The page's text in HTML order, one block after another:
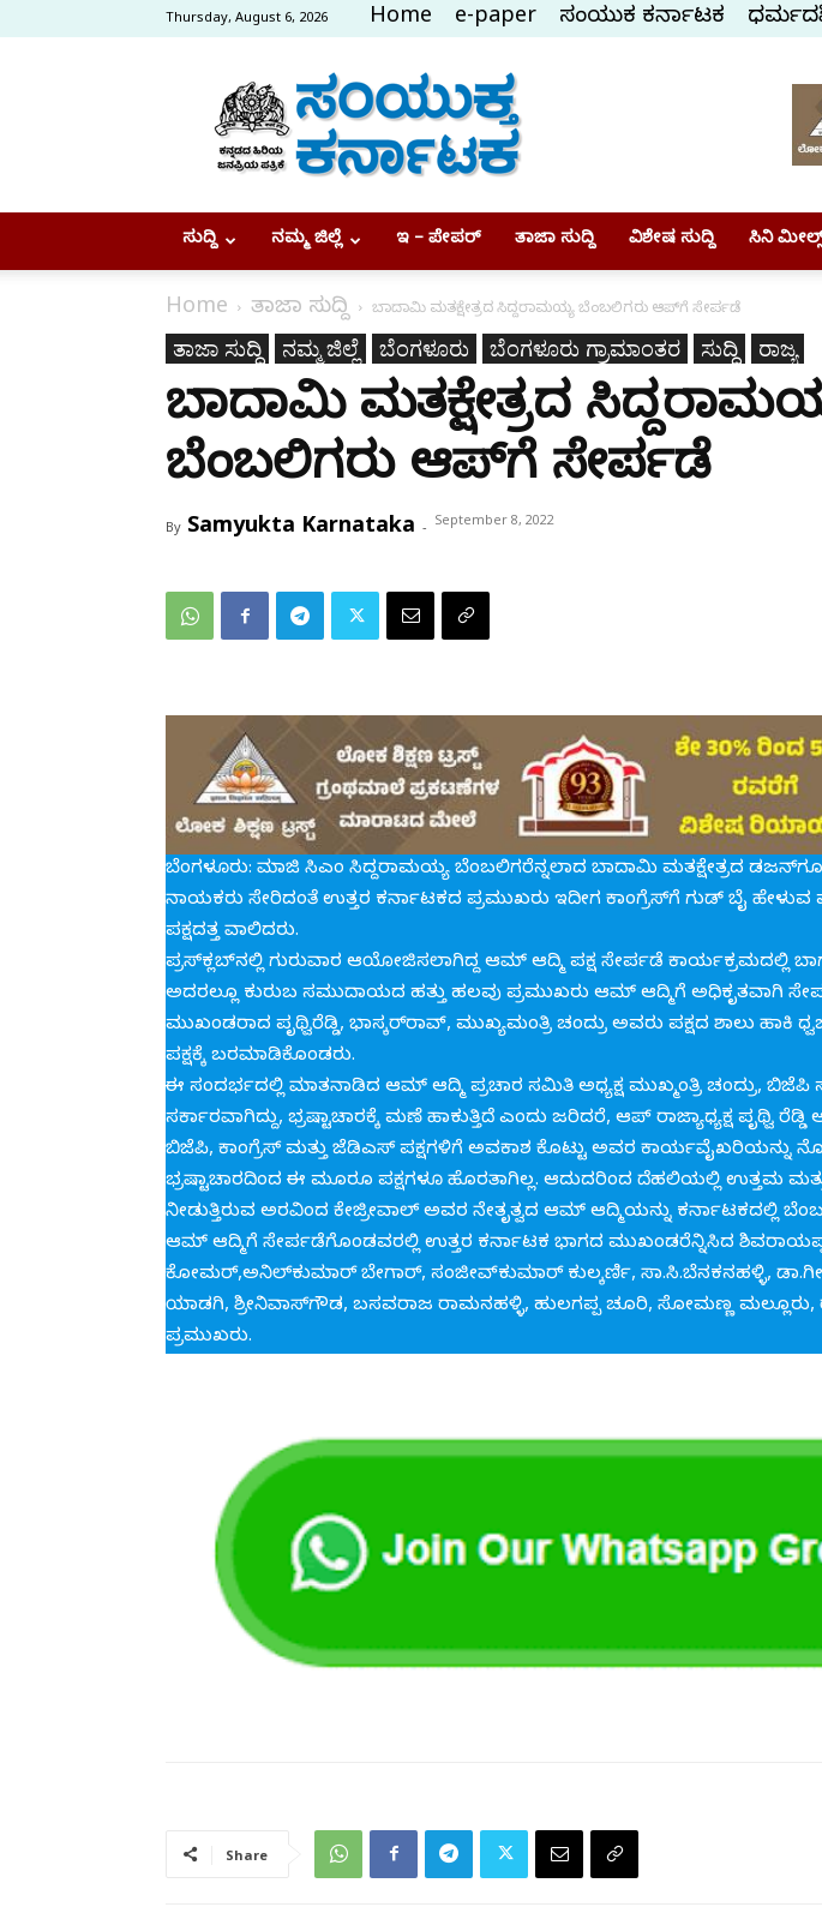
Thursday, August 6, 2026 Home e-paper ಸಂಯುಕ್ತ ಕರ್ನಾಟಕ
Samyukta
Karnataka
ಸುದ್ದಿ ನಮ್ಮ ಜಿಲ್ಲೆ ಇ – ಪೇಪರ್ ತಾಜಾ ಸುದ್ದಿ ವಿಶೇಷ ಸುದ್ದಿ ಸಿನಿ
Home ತಾಜಾ ಸುದ್ದಿ ಬಾದಾಮಿ ಮತಕ್ಷೇತ್ರದ ಸಿದ್ದರಾಮಯ್ಯ ಬೆಂಬಲಿಗರು ಆಪ್‌ಗೆ ಸೇರ್ಪಡೆ
ತಾಜಾ ಸುದ್ದಿ ನಮ್ಮ ಜಿಲ್ಲೆ ಬೆಂಗಳೂರು ಬೆಂಗಳೂರು ಗ್ರಾಮಾಂತರ ಸುದ್ದಿ ರಾಜ್ಯ
ಬಾದಾಮಿ ಮತಕ್ಷೇತ್ರದ
ಬೆಂಬಲಿಗರು ಆಪ್‌ಗೆ ಸೇರ್ಪಡೆ
By Samyukta Karnataka - September 8, 2022
ಬೆಂಗಳೂರು: ಮಾಜಿ ಸಿಎಂ ಸಿದ್ದರಾಮಯ್ಯ ಬೆಂಬಲಿಗರೆನ್ನಲಾದ ಬಾದಾಮಿ ಮತಕ್ಷೇತ್ರದ
ನಾಯಕರು ಸೇರಿದಂತೆ ಉತ್ತರ ಕರ್ನಾಟಕದ ಪ್ರಮುಖರು ಇದೀಗ ಕಾಂಗ್ರೆಸ್‌ಗೆ ಗುಡ್ ಬೈ
ಪಕ್ಷದತ್ತ ವಾಲಿದರು.
ಪ್ರಸ್‌ಕ್ಲಬ್‌ನಲ್ಲಿ ಗುರುವಾರ ಆಯೋಜಿಸಲಾಗಿದ್ದ ಆಮ್ ಆದ್ಮಿ ಪಕ್ಷ ಸೇರ್ಪಡೆ ಕಾರ್ಯಕ್ರಮದಲ್ಲಿ
ಅದರಲ್ಲೂ ಕುರುಬ ಸಮುದಾಯದ ಹತ್ತು ಹಲವು ಪ್ರಮುಖರು ಆಮ್ ಆದ್ಮಿಗೆ ಅಧಿಕೃತವಾಗಿ
ಮುಖಂಡರಾದ ಪೃಥ್ವಿರೆಡ್ಡಿ, ಭಾಸ್ಕರ್‌ರಾವ್, ಮುಖ್ಯಮಂತ್ರಿ ಚಂದ್ರು ಅವರು ಪಕ್ಷದ ಶಾಲು ಹಾಕಿ
ಪಕ್ಷಕ್ಕೆ ಬರಮಾಡಿಕೊಂಡರು.
ಈ ಸಂದರ್ಭದಲ್ಲಿ ಮಾತನಾಡಿದ ಆಮ್ ಆದ್ಮಿ ಪ್ರಚಾರ ಸಮಿತಿ ಅಧ್ಯಕ್ಷ ಮುಖ್ಮಂತ್ರಿ ಚಂದ್ರು, ಬಿಜೆಪಿ
ಸರ್ಕಾರವಾಗಿದ್ದು, ಭ್ರಷ್ಟಾಚಾರಕ್ಕೆ ಮಣೆ ಹಾಕುತ್ತಿದೆ ಎಂದು ಜರಿದರೆ, ಆಪ್ ರಾಜ್ಯಾಧ್ಯಕ್ಷ ಪೃಥ್ವಿ
ಬಿಜೆಪಿ, ಕಾಂಗ್ರೆಸ್ ಮತ್ತು ಜೆಡಿಎಸ್ ಪಕ್ಷಗಳಿಗೆ ಅವಕಾಶ ಕೊಟ್ಟು ಅವರ ಕಾರ್ಯವೈಖರಿಯನ್ನು
ಭ್ರಷ್ಟಾಚಾರದಿಂದ ಈ ಮೂರೂ ಪಕ್ಷಗಳೂ ಹೊರತಾಗಿಲ್ಲ. ಆದುದರಿಂದ ದೆಹಲಿಯಲ್ಲಿ ಉತ್ತಮ
ನೀಡುತ್ತಿರುವ ಅರವಿಂದ ಕೇಜ್ರೀವಾಲ್ ಅವರ ನೇತೃತ್ವದ ಆಮ್ ಆದ್ಮಿಯನ್ನು ಕರ್ನಾಟಕದಲ್ಲಿ
ಆಮ್ ಆದ್ಮಿಗೆ ಸೇರ್ಪಡೆಗೊಂಡವರಲ್ಲಿ ಉತ್ತರ ಕರ್ನಾಟಕ ಭಾಗದ ಮುಖಂಡರೆನ್ನಿಸಿದ
ಕೋಮರ್,ಅನಿಲ್‌ಕುಮಾರ್ ಬೇಗಾರ್, ಸಂಜೀವ್‌ಕುಮಾರ್ ಕುಲ್ಕರ್ಣಿ, ಸಾ.ಸಿ.ಬೆನಕನಹಳ್ಳಿ,
ಯಾಡಗಿ, ಶ್ರೀನಿವಾಸ್‌ಗೌಡ, ಬಸವರಾಜ ರಾಮನಹಳ್ಳಿ, ಹುಲಗಪ್ಪ ಚೂರಿ, ಸೋಮಣ್ಣ
ಪ್ರಮುಖರು.
Share